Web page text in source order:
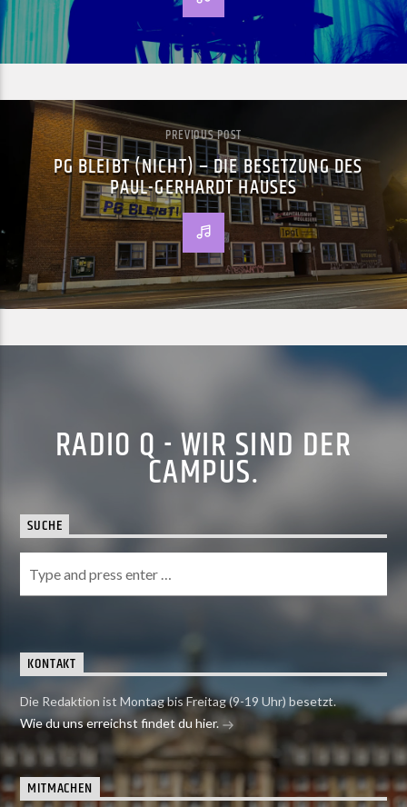
PREVIOUS POST
PG BLEIBT (NICHT) – DIE BESETZUNG DES
PAUL-GERHARDT HAUSES
RADIO Q - WIR SIND DER
CAMPUS.
SUCHE
KONTAKT
Die Redaktion ist Montag bis Freitag (9-19 Uhr) besetzt.
Wie du uns erreichst findet du hier.
MITMACHEN